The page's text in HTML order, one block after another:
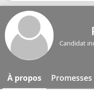
Candidat
À propos Promesses